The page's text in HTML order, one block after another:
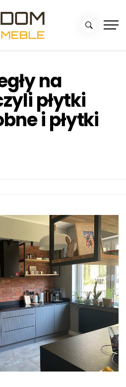
na
płytki
i płytki